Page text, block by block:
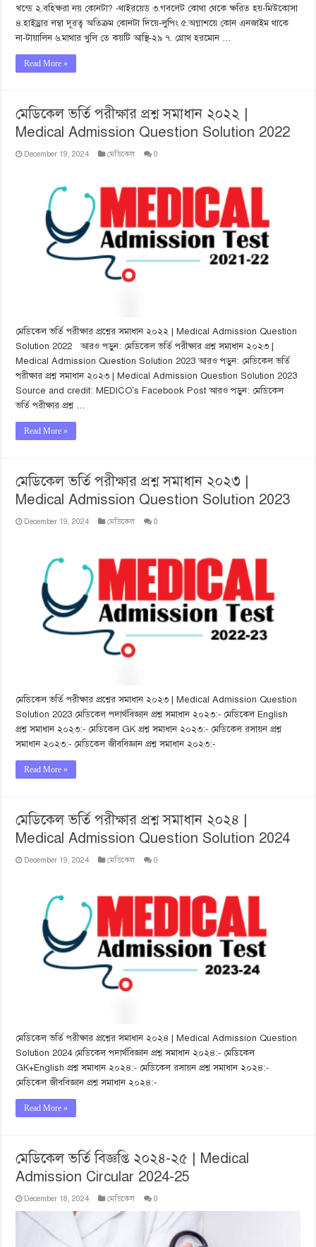
খন্ডে ২.বহিক্ষরা নয় কোনটা? -থাইরয়েড ৩.গবলেট কোথা থেকে ক্ষরিত হয়-মিউকোসা
৪.হাইড্রার লম্বা দূরত্ব অতিক্রম কোনটা দিয়ে-লুপিং ৫.অগ্নাশয়ে কোন এনজাইম থাকে
না-টায়ালিন ৬.মাথার খুলি তে কয়টি আস্থি-২৯ ৭. গ্রোথ হরমোন …
Read More »
মেডিকেল ভর্তি পরীক্ষার প্রশ্ন সমাধান ২০২২ |
Medical Admission Question Solution 2022
December 19, 2024 মেডিকেল 0
মেডিকেল ভর্তি পরীক্ষার প্রশ্নের সমাধান ২০২২ | Medical Admission Question
Solution 2022 আরও পড়ুন: মেডিকেল ভর্তি পরীক্ষার প্রশ্ন সমাধান ২০২৩ |
Medical Admission Question Solution 2023 আরও পড়ুন: মেডিকেল ভর্তি
পরীক্ষার প্রশ্ন সমাধান ২০২৩ | Medical Admission Question Solution 2023
Source and credit: MEDICO’s Facebook Post আরও পড়ুন: মেডিকেল
ভর্তি পরীক্ষার প্রশ্ন …
Read More »
মেডিকেল ভর্তি পরীক্ষার প্রশ্ন সমাধান ২০২৩ |
Medical Admission Question Solution 2023
December 19, 2024 মেডিকেল 0
মেডিকেল ভর্তি পরীক্ষার প্রশ্নের সমাধান ২০২৩ | Medical Admission Question
Solution 2023 মেডিকেল পদার্থবিজ্ঞান প্রশ্ন সমাধান ২০২৩:- মেডিকেল English
প্রশ্ন সমাধান ২০২৩:- মেডিকেল GK প্রশ্ন সমাধান ২০২৩:- মেডিকেল রসায়ন প্রশ্ন
সমাধান ২০২৩:- মেডিকেল জীববিজ্ঞান প্রশ্ন সমাধান ২০২৩:-
Read More »
মেডিকেল ভর্তি পরীক্ষার প্রশ্ন সমাধান ২০২৪ |
Medical Admission Question Solution 2024
December 19, 2024 মেডিকেল 0
মেডিকেল ভর্তি পরীক্ষার প্রশ্নের সমাধান ২০২৪ | Medical Admission Question
Solution 2024 মেডিকেল পদার্থবিজ্ঞান প্রশ্ন সমাধান ২০২৪:- মেডিকেল
GK+English প্রশ্ন সমাধান ২০২৪:- মেডিকেল রসায়ন প্রশ্ন সমাধান ২০২৪:-
মেডিকেল জীববিজ্ঞান প্রশ্ন সমাধান ২০২৪:-
Read More »
মেডিকেল ভর্তি বিজ্ঞপ্তি ২০২৪-২৫ | Medical
Admission Circular 2024-25
December 18, 2024 মেডিকেল 0